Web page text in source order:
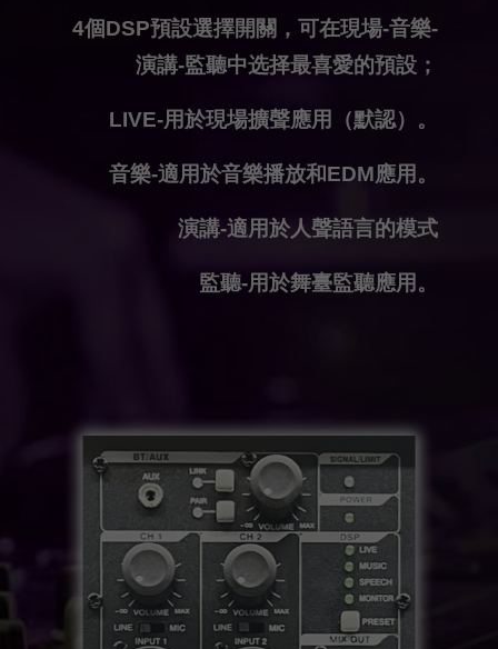
4個DSP預設選擇開關，可在現場-音樂-
演講-監聽中选择最喜愛的預設；
LIVE-用於現場擴聲應用（默認）。
音樂-適用於音樂播放和EDM應用。
演講-適用於人聲語言的模式
監聽-用於舞臺監聽應用。